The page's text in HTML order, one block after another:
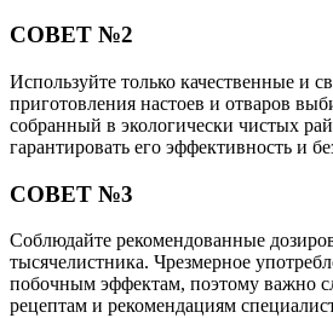
СОВЕТ №2
Используйте только качественные и
приготовления настоев и отваров
собранный в экологически чистых
гарантировать его эффективность и
СОВЕТ №3
Соблюдайте рекомендованные
тысячелистника. Чрезмерное
побочным эффектам, поэтому важно
рецептам и рекомендациям